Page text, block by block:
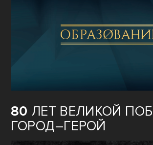
80 ЛЕТ ВЕЛИКОЙ
ГОРОД–ГЕРОЙ